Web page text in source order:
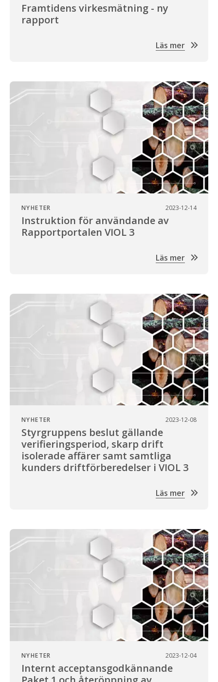
Framtidens virkesmätning - ny
rapport
Läs mer
NYHETER 2023-12-14
Instruktion för användande av
Rapportportalen VIOL 3
Läs mer
NYHETER 2023-12-08
Styrgruppens beslut gällande
verifieringsperiod, skarp drift
isolerade affärer samt samtliga
kunders driftförberedelser i VIOL 3
Läs mer
NYHETER 2023-12-04
Internt acceptansgodkännande